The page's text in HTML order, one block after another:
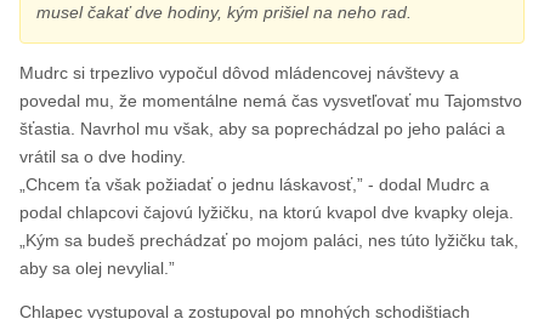
musel čakať dve hodiny, kým prišiel na neho rad.
Mudrc si trpezlivo vypočul dôvod mládencovej návštevy a
povedal mu, že momentálne nemá čas vysvetľovať mu Tajomstvo
šťastia. Navrhol mu však, aby sa poprechádzal po jeho paláci a
vrátil sa o dve hodiny.
„Chcem ťa však požiadať o jednu láskavosť,” - dodal Mudrc a
podal chlapcovi čajovú lyžičku, na ktorú kvapol dve kvapky oleja.
„Kým sa budeš prechádzať po mojom paláci, nes túto lyžičku tak,
aby sa olej nevylial.”
Chlapec vystupoval a zostupoval po mnohých schodištiach